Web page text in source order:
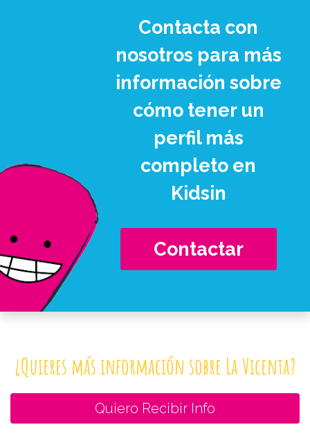
Contacta con
nosotros para más
información sobre
cómo tener un
perfil más
completo en
Kidsin
Contactar
¿Quieres más información sobre La Vicenta?
Quiero Recibir Info